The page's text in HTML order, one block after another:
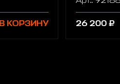
В КОРЗИНУ 26 200 ₽